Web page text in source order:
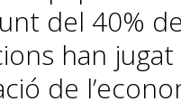
del 40%
han
de